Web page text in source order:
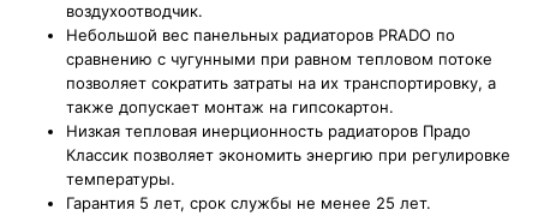
воздухоотводчик.
Небольшой вес панельных радиаторов PRADO по
сравнению с чугунными при равном тепловом потоке
позволяет сократить затраты на их транспортировку, а
также допускает монтаж на гипсокартон.
Низкая тепловая инерционность радиаторов Прадо
Классик позволяет экономить энергию при регулировке
температуры.
Гарантия 5 лет, срок службы не менее 25 лет.